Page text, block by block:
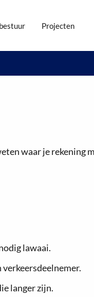
Projecten
waar je rekening
lawaai.
langer zijn.